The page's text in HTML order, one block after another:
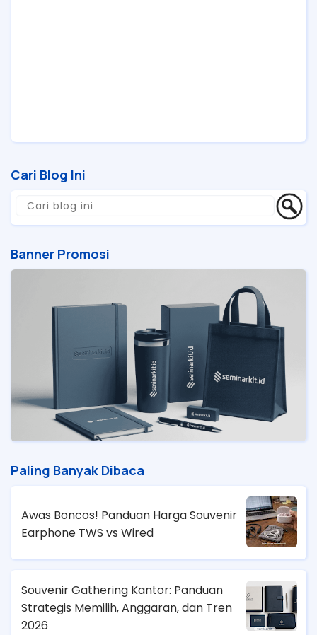
Cari Blog Ini
Banner Promosi
Paling Banyak Dibaca
Awas Boncos! Panduan Harga Souvenir
Earphone TWS vs Wired
Souvenir Gathering Kantor: Panduan
Strategis Memilih, Anggaran, dan Tren
2026